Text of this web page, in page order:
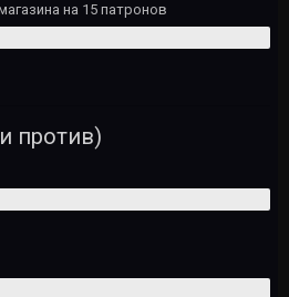
на 15 патронов
против)